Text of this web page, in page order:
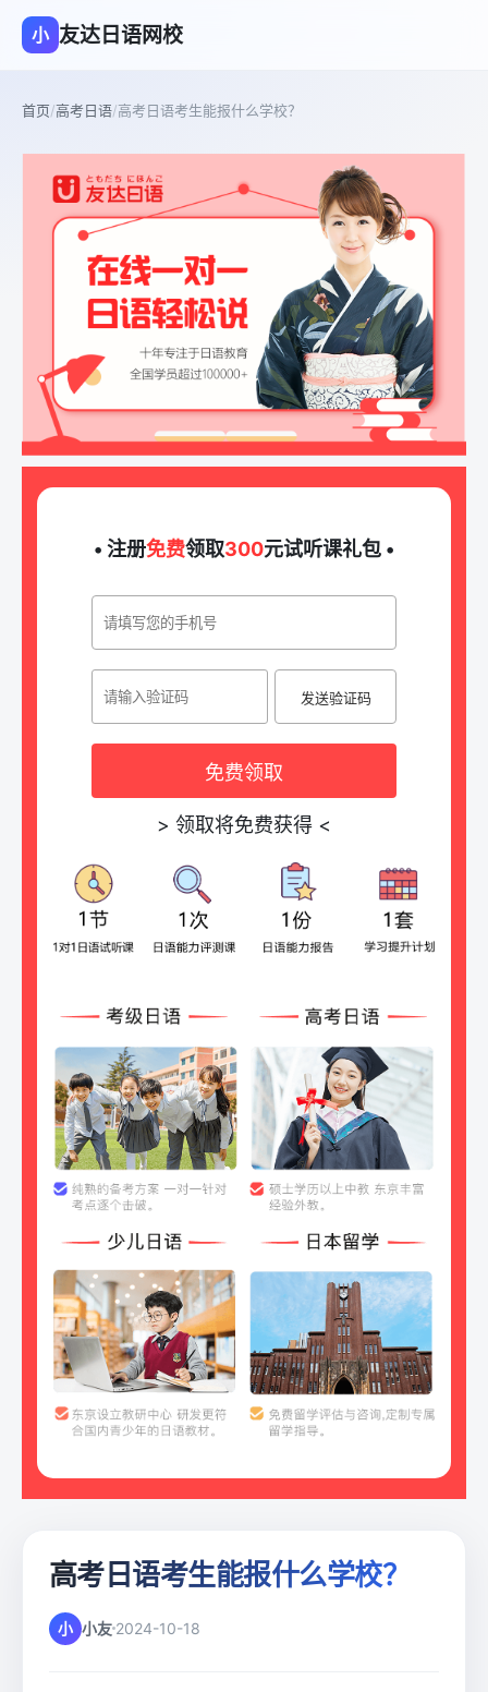
小 友达日语网校
首页/高考日语/高考日语考生能报什么学校？
• 注册免费领取300元试听课礼包 •
发送验证码
免费领取
> 领取将免费获得 <
高考日语考生能报什么学校？
小 小友 2024-10-18